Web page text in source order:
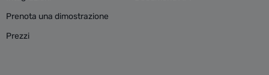
Prenota una dimostrazione
Prezzi